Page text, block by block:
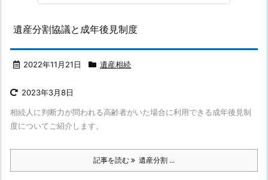
遺産分割協議と成年後見制度
2022年11月21日 遺産相続
2023年3月8日
相続人に判断力が問われる高齢者がいた場合に利用できる成年後見制
度についてご紹介します。
記事を読む 遺産分割 ...